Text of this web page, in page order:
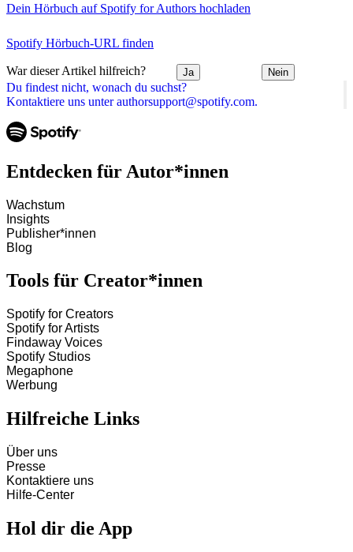
Du findest nicht, wonach du suchst?
Kontaktiere uns unter authorsupport@spotify.com.
Dein Hörbuch auf Spotify for Authors hochladen
Spotify Hörbuch-URL finden
War dieser Artikel hilfreich? Ja Nein
Entdecken für Autor*innen
Wachstum
Insights
Publisher*innen
Blog
Tools für Creator*innen
Spotify for Creators
Spotify for Artists
Findaway Voices
Spotify Studios
Megaphone
Werbung
Hilfreiche Links
Über uns
Presse
Kontaktiere uns
Hilfe-Center
Hol dir die App